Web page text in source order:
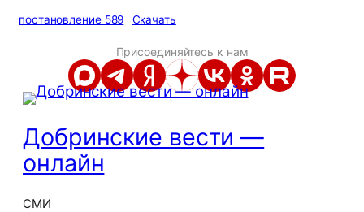
постановление 589 Скачать
Присоединяйтесь к нам
Добринские вести —
онлайн
СМИ